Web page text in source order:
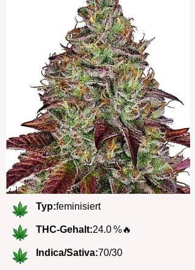
Typ:feminisiert
THC-Gehalt:24.0 %🔥
Indica/Sativa:70/30